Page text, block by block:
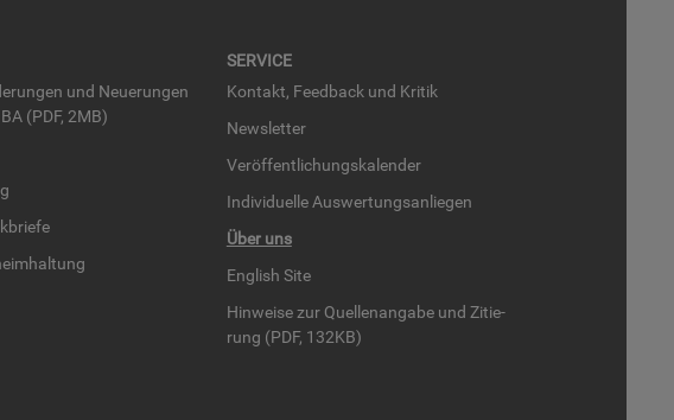
und Neue­run­gen
(PDF, 2MB)
SER­VICE
Kon­takt, Feed­back und Kri­tik
News­let­ter
Ver­öf­fent­li­chungs­ka­len­der
In­di­vi­du­el­le Aus­wer­tungs­an­lie­gen
Über uns
English Site
Hin­wei­se zur Quel­len­an­ga­be und Zi­tie­
rung (PDF, 132KB)